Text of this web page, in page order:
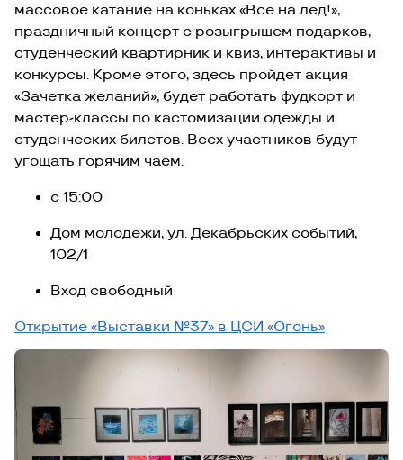
массовое катание на коньках «Все на лед!»,
праздничный концерт с розыгрышем подарков,
студенческий квартирник и квиз, интерактивы и
конкурсы. Кроме этого, здесь пройдет акция
«Зачетка желаний», будет работать фудкорт и
мастер-классы по кастомизации одежды и
студенческих билетов. Всех участников будут
угощать горячим чаем.
с 15:00
Дом молодежи, ул. Декабрьских событий,
102/1
Вход свободный
Открытие «Выставки №37» в ЦСИ «Огонь»